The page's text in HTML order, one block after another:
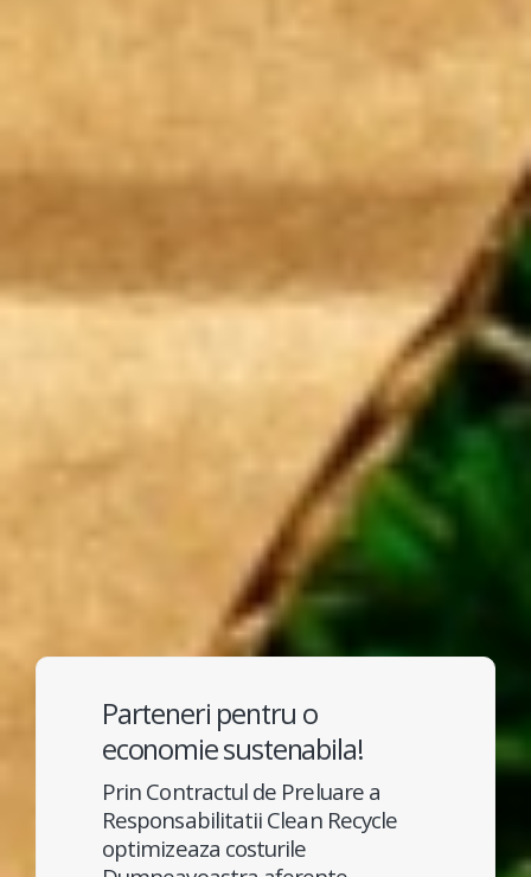
Parteneri pentru o
economie sustenabila!
Prin Contractul de Preluare a
Responsabilitatii Clean Recycle
optimizeaza costurile